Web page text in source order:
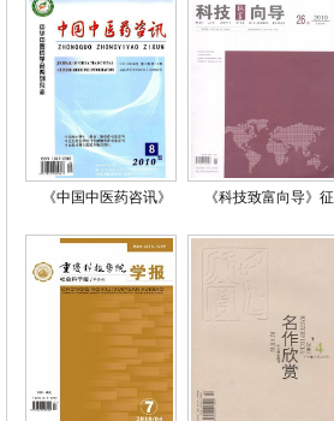
《中国中医药咨讯》 《科技致富向导》征